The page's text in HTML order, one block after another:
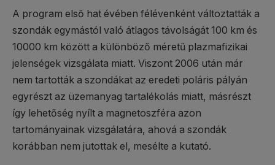
A program első hat évében félévenként változtatták a
szondák egymástól való átlagos távolságát 100 km és
10000 km között a különböző méretű plazmafizikai
jelenségek vizsgálata miatt. Viszont 2006 után már
nem tartották a szondákat az eredeti poláris pályán
egyrészt az üzemanyag tartalékolás miatt, másrészt
így lehetőség nyílt a magnetoszféra azon
tartományainak vizsgálatára, ahová a szondák
korábban nem jutottak el, mesélte a kutató.